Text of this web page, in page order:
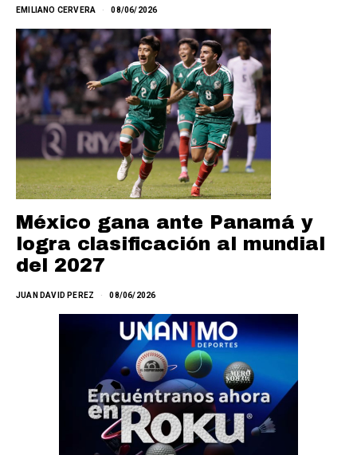
EMILIANO CERVERA 08/06/2026
México gana ante Panamá y
logra clasificación al mundial
del 2027
JUAN DAVID PEREZ 08/06/2026